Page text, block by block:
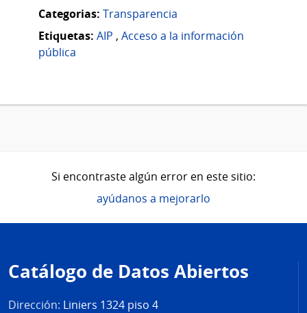
Categorias: Transparencia
Etiquetas: AIP , Acceso a la información
pública
Si encontraste algún error en este sitio:
ayúdanos a mejorarlo
de
página
Catálogo de Datos Abiertos
Dirección: Liniers 1324 piso 4